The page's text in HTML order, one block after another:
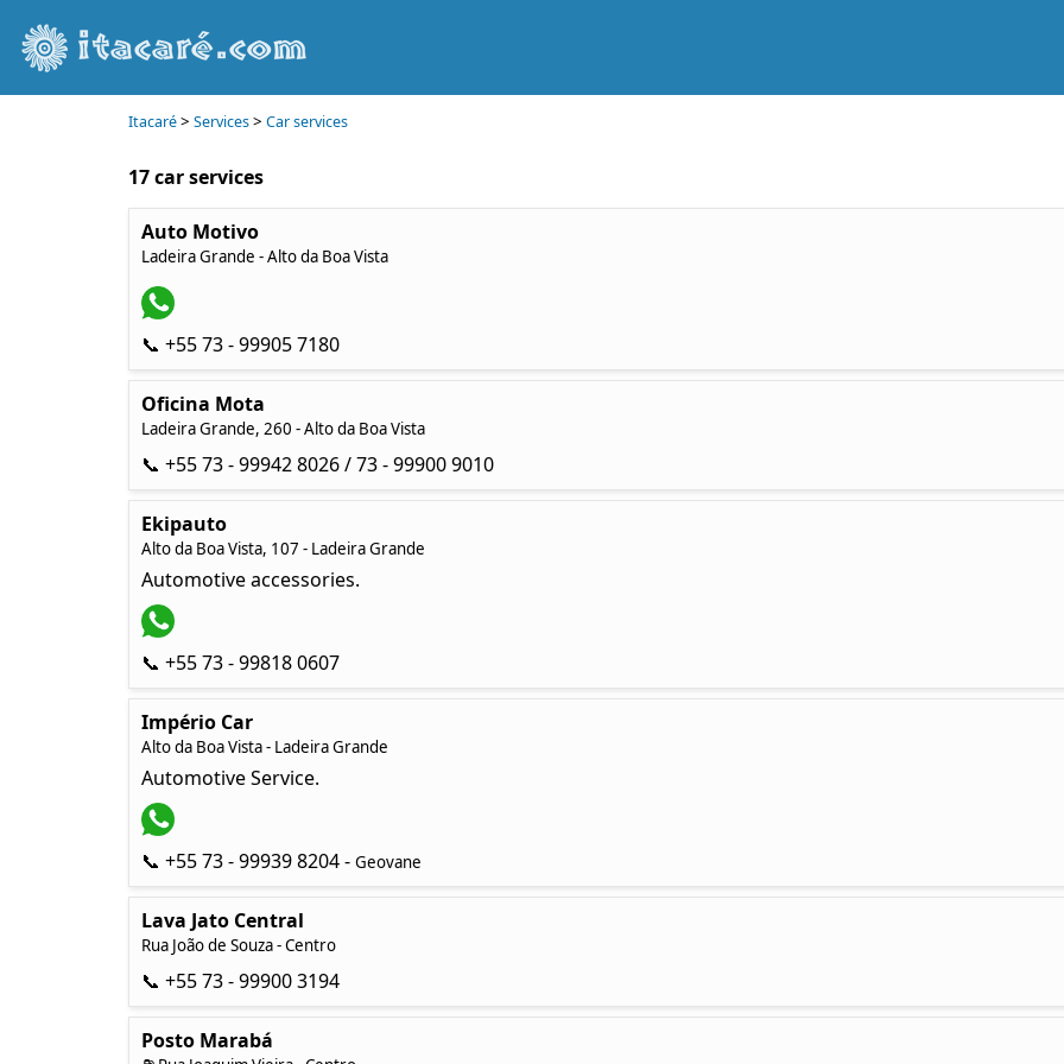
Itacaré> Services> Car services
17 car services
Auto Motivo
Ladeira Grande - Alto da Boa Vista
📞 +55 73 - 99905 7180
Oficina Mota
Ladeira Grande, 260 - Alto da Boa Vista
📞 +55 73 - 99942 8026 / 73 - 99900 9010
Ekipauto
Alto da Boa Vista, 107 - Ladeira Grande
Automotive accessories.
📞 +55 73 - 99818 0607
Império Car
Alto da Boa Vista - Ladeira Grande
Automotive Service.
📞 +55 73 - 99939 8204 - Geovane
Lava Jato Central
Rua João de Souza - Centro
📞 +55 73 - 99900 3194
Posto Marabá